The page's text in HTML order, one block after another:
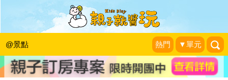
@景點 熱門 ▼單元
大手牽小手，帶著孩子來探險～台中玩
劇島Fantasy kids
游游滴|2016-12-03